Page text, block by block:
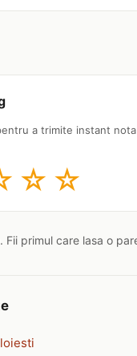
a trimite instant
☆ ☆
Fii primul care lasa o